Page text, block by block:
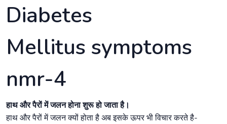
Diabetes
Mellitus symptoms
nmr-4
हाथ और पैरों में जलन होना शुरू हो जाता है।
हाथ और पैरों में जलन क्यों होता है अब इसके ऊपर भी विचार करते है-